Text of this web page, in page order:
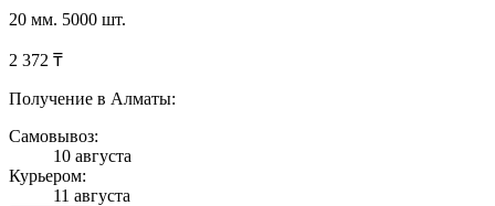
20 мм. 5000 шт.
2 372 ₸
Получение в Алматы:
Самовывоз:
10 августа
Курьером:
11 августа